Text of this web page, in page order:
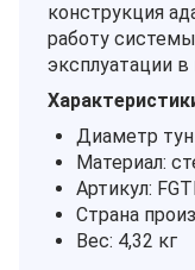
конструкция
работу
эксплуатации
Диаметр
Материал:
Артикул:
Страна
Вес: 4,32 кг